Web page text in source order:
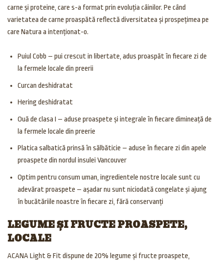
carne și proteine, care s-a format prin evoluția câinilor. Pe când
varietatea de carne proaspătă reflectă diversitatea și prospețimea pe
care Natura a intenționat-o.
Puiul Cobb – pui crescut in libertate, adus proaspăt în fiecare zi de
la fermele locale din preerii
Curcan deshidratat
Hering deshidratat
Ouă de clasa I – aduse proaspete și integrale în fiecare dimineață de
la fermele locale din preerie
Platica salbatică prinsă în sălbăticie – aduse în fiecare zi din apele
proaspete din nordul insulei Vancouver
Optim pentru consum uman, ingredientele nostre locale sunt cu
adevărat proaspete – așadar nu sunt niciodată congelate și ajung
în bucătăriile noastre în fiecare zi, fără conservanți
LEGUME ȘI FRUCTE PROASPETE,
LOCALE
ACANA Light & Fit dispune de 20% legume și fructe proaspete,